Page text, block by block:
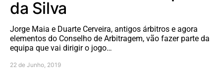
da Silva
Jorge Maia e Duarte Cerveira, antigos árbitros e agora
elementos do Conselho de Arbitragem, vão fazer parte da
equipa que vai dirigir o jogo…
22 de Junho, 2019